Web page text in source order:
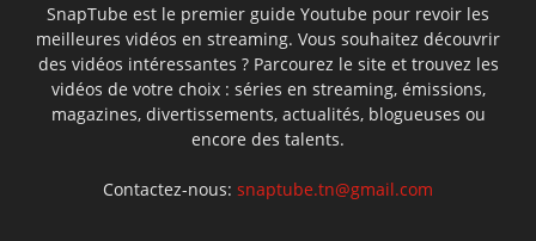
SnapTube est le premier guide Youtube pour revoir les
meilleures vidéos en streaming. Vous souhaitez découvrir
des vidéos intéressantes ? Parcourez le site et trouvez les
vidéos de votre choix : séries en streaming, émissions,
magazines, divertissements, actualités, blogueuses ou
encore des talents.
Contactez-nous: snaptube.tn@gmail.com